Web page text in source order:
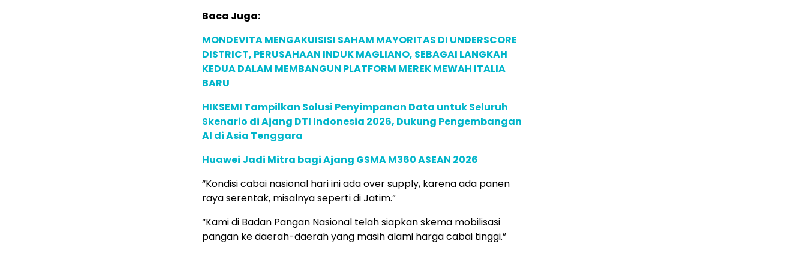
Baca Juga:
MONDEVITA MENGAKUISISI SAHAM MAYORITAS DI UNDERSCORE
DISTRICT, PERUSAHAAN INDUK MAGLIANO, SEBAGAI LANGKAH
KEDUA DALAM MEMBANGUN PLATFORM MEREK MEWAH ITALIA
BARU
HIKSEMI Tampilkan Solusi Penyimpanan Data untuk Seluruh
Skenario di Ajang DTI Indonesia 2026, Dukung Pengembangan
AI di Asia Tenggara
Huawei Jadi Mitra bagi Ajang GSMA M360 ASEAN 2026
“Kondisi cabai nasional hari ini ada over supply, karena ada panen
raya serentak, misalnya seperti di Jatim.”
“Kami di Badan Pangan Nasional telah siapkan skema mobilisasi
pangan ke daerah-daerah yang masih alami harga cabai tinggi.”